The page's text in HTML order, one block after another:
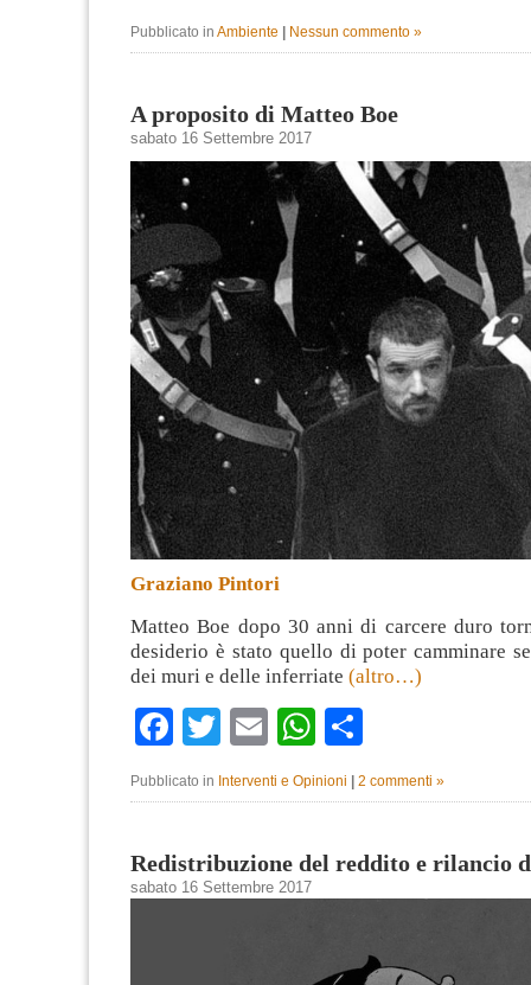
Pubblicato in Ambiente | Nessun commento »
A proposito di Matteo Boe
sabato 16 Settembre 2017
Graziano Pintori
Matteo Boe dopo 30 anni di carcere duro
desiderio è stato quello di poter camminare
dei muri e delle inferriate (altro…)
Facebook
TwitterEmailWhatsApp
Pubblicato in Interventi e Opinioni 2 commenti »
Redistribuzione del reddito e rilancio
sabato 16 Settembre 2017